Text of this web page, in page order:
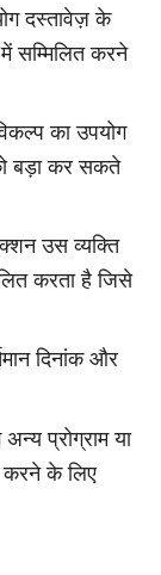
दस्तावेज़ के
सम्मिलित करने
का उपयोग
बड़ा कर सकते
उस व्यक्ति
करता है जिसे
दिनांक और
प्रोग्राम या
करने के लिए